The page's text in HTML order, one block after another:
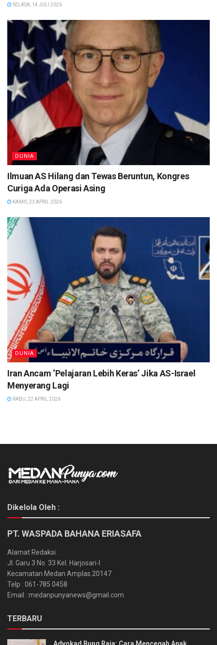
SELASA, 14 JULI 2026
DUNIA
Ilmuan AS Hilang dan Tewas Beruntun, Kongres
Curiga Ada Operasi Asing
KAMIS, 23 APRIL 2026
DUNIA
Iran Ancam ‘Pelajaran Lebih Keras’ Jika AS-Israel
Menyerang Lagi
RABU, 22 APRIL 2026
Dikelola Oleh :
PT. WASPADA BAHANA ERIASAFA
Alamat Redaksi :
Jl. Garu 3 No. 33 Kel. Harjosari-I
Kecamatan Medan Amplas 20147
Telp : 061-785 0458
Email : medanpunyanews@gmail.com
TERBARU